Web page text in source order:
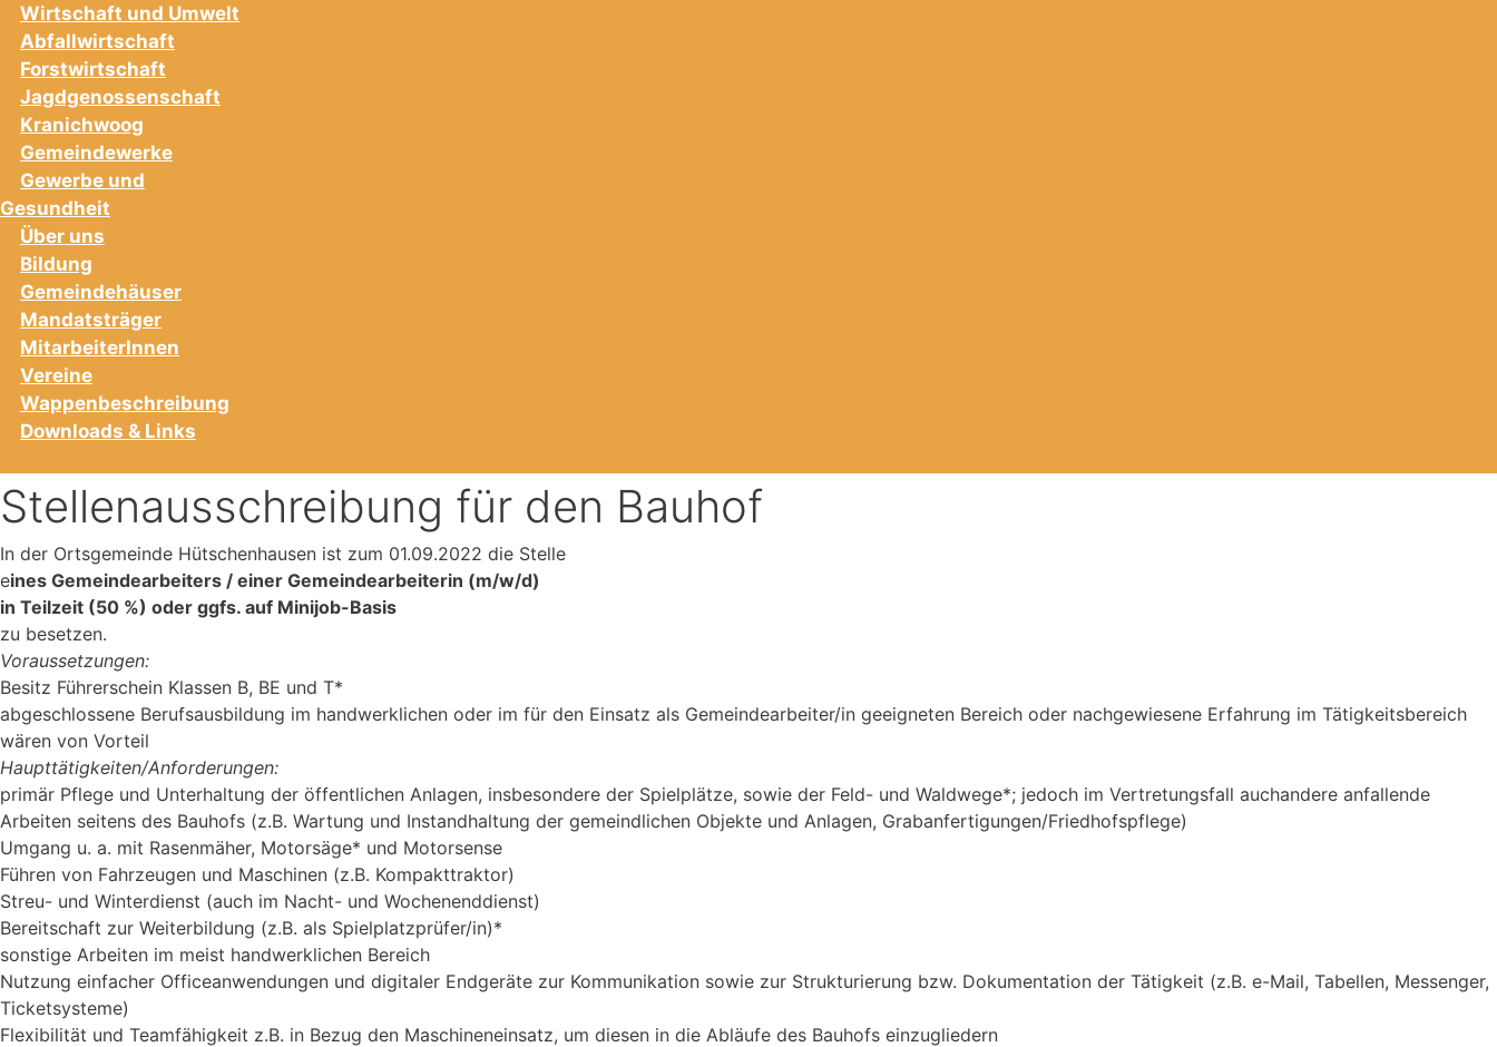
Wirtschaft und Umwelt
Abfallwirtschaft
Forstwirtschaft
Jagdgenossenschaft
Kranichwoog
Gemeindewerke
Gewerbe und
Gesundheit
Über uns
Bildung
Gemeindehäuser
Mandatsträger
MitarbeiterInnen
Vereine
Wappenbeschreibung
Downloads & Links
Stellenausschreibung für den Bauhof
In der Ortsgemeinde Hütschenhausen ist zum 01.09.2022 die Stelle
eines Gemeindearbeiters / einer Gemeindearbeiterin (m/w/d)
in Teilzeit (50 %) oder ggfs. auf Minijob-Basis
zu besetzen.
Voraussetzungen:
Besitz Führerschein Klassen B, BE und T*
abgeschlossene Berufsausbildung im handwerklichen oder im für den Einsatz als Gemeindearbeiter/in geeigneten Bereich oder nachgewiesene Erfahrung im Tätigkeitsbereich
wären von Vorteil
Haupttätigkeiten/Anforderungen:
primär Pflege und Unterhaltung der öffentlichen Anlagen, insbesondere der Spielplätze, sowie der Feld- und Waldwege*; jedoch im Vertretungsfall auchandere anfallende
Arbeiten seitens des Bauhofs (z.B. Wartung und Instandhaltung der gemeindlichen Objekte und Anlagen, Grabanfertigungen/Friedhofspflege)
Umgang u. a. mit Rasenmäher, Motorsäge* und Motorsense
Führen von Fahrzeugen und Maschinen (z.B. Kompakttraktor)
Streu- und Winterdienst (auch im Nacht- und Wochenenddienst)
Bereitschaft zur Weiterbildung (z.B. als Spielplatzprüfer/in)*
sonstige Arbeiten im meist handwerklichen Bereich
Nutzung einfacher Officeanwendungen und digitaler Endgeräte zur Kommunikation sowie zur Strukturierung bzw. Dokumentation der Tätigkeit (z.B. e-Mail, Tabellen, Messenger,
Ticketsysteme)
Flexibilität und Teamfähigkeit z.B. in Bezug den Maschineneinsatz, um diesen in die Abläufe des Bauhofs einzugliedern